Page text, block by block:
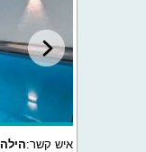
איש קשר:הילה